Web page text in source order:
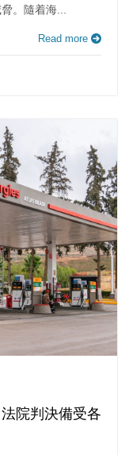
。隨着海...
Read more
院判決備受各